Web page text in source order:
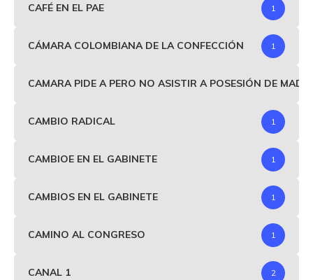
CAFÉ EN EL PAE 1
CÁMARA COLOMBIANA DE LA CONFECCIÓN 1
CAMARA PIDE A PERO NO ASISTIR A POSESIÓN DE
CAMBIO RADICAL 1
CAMBIOE EN EL GABINETE 1
CAMBIOS EN EL GABINETE 1
CAMINO AL CONGRESO 1
CANAL 1 2